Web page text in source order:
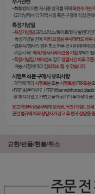
교환/반품/환불/취소